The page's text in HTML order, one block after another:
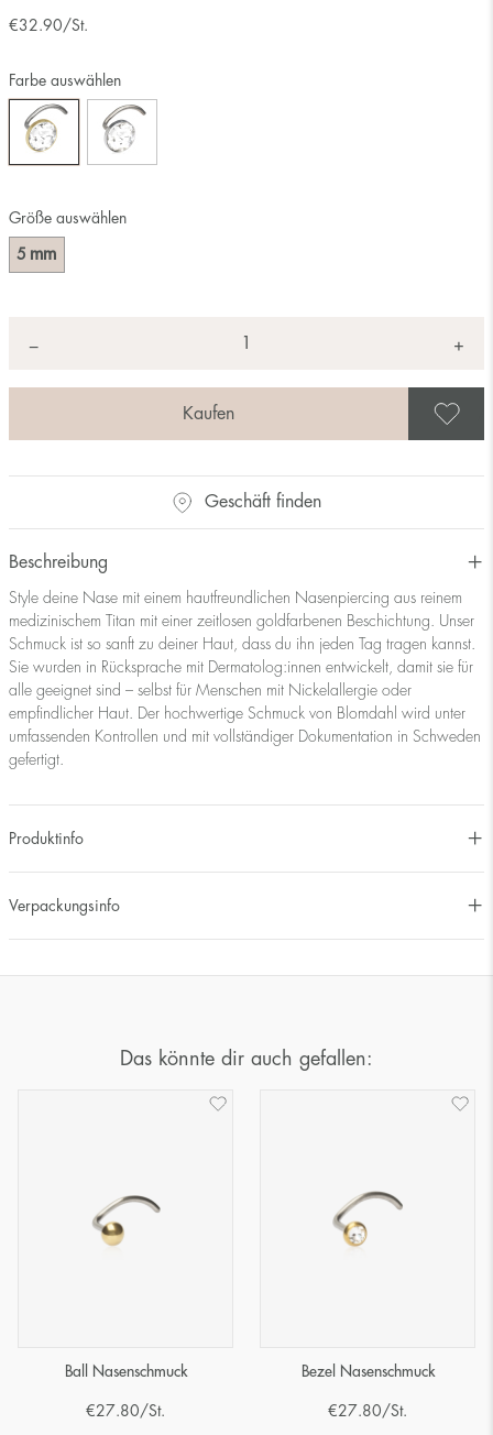
€32.90 /St.
Größe auswählen
5 mm
Farbe auswählen
− +
Geschäft finden
Beschreibung
Style deine Nase mit einem hautfreundlichen Nasenpiercing aus reinem
medizinischem Titan mit einer zeitlosen goldfarbenen Beschichtung. Unser
Schmuck ist so sanft zu deiner Haut, dass du ihn jeden Tag tragen kannst.
Sie wurden in Rücksprache mit Dermatolog:innen entwickelt, damit sie für
alle geeignet sind – selbst für Menschen mit Nickelallergie oder
empfindlicher Haut. Der hochwertige Schmuck von Blomdahl wird unter
umfassenden Kontrollen und mit vollständiger Dokumentation in Schweden
gefertigt.
Produktinfo
Verpackungsinfo
Das könnte dir auch gefallen:
Ball Nasenschmuck
€27.80/St.
Bezel Nasenschmuck
€27.80/St.